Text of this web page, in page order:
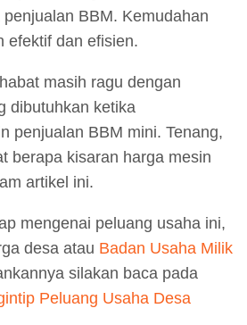
BBM. Kemudahan
efektif dan efisien.
masih ragu dengan
dibutuhkan ketika
penjualan BBM mini. Tenang,
berapa kisaran harga mesin
artikel ini.
mengenai peluang usaha ini,
desa atau Badan Usaha Milik
silakan baca pada
Peluang Usaha Desa